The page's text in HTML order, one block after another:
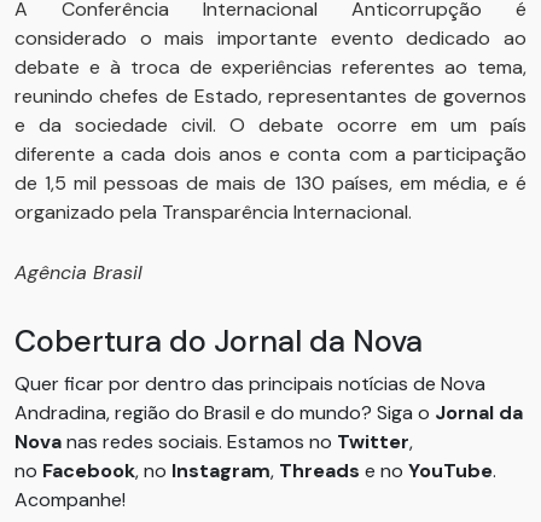
A Conferência Internacional Anticorrupção é
considerado o mais importante evento dedicado ao
debate e à troca de experiências referentes ao tema,
reunindo chefes de Estado, representantes de governos
e da sociedade civil. O debate ocorre em um país
diferente a cada dois anos e conta com a participação
de 1,5 mil pessoas de mais de 130 países, em média, e é
organizado pela Transparência Internacional.
Agência Brasil
Cobertura do Jornal da Nova
Quer ficar por dentro das principais notícias de Nova
Andradina, região do Brasil e do mundo? Siga o Jornal da
Novanas redes sociais. Estamos no Twitter,
no Facebook, no Instagram, Threads e no YouTube.
Acompanhe!